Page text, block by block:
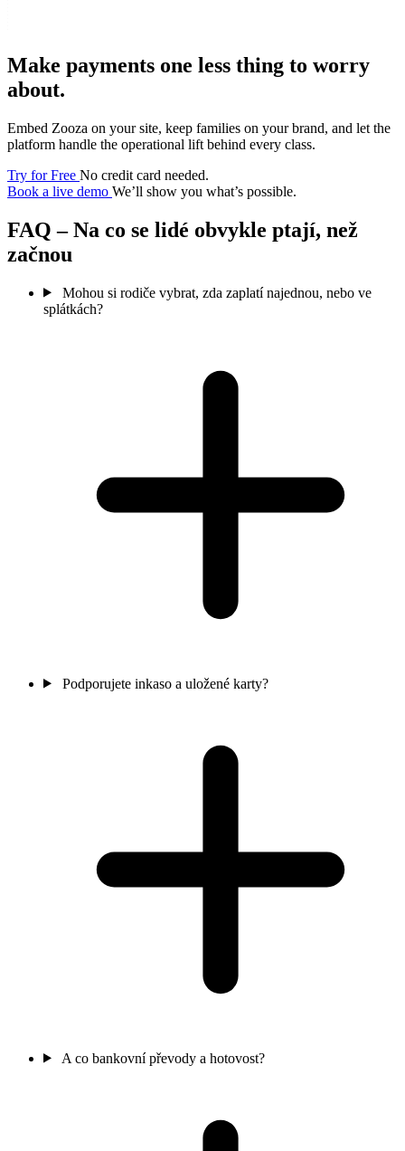
Make payments one less thing to worry
about.
Embed Zooza on your site, keep families on your brand, and let the
platform handle the operational lift behind every class.
Try for Free No credit card needed.
Book a live demo We’ll show you what’s possible.
FAQ – Na co se lidé obvykle ptají, než
začnou
Mohou si rodiče vybrat, zda zaplatí najednou, nebo ve
splátkách?
Podporujete inkaso a uložené karty?
A co bankovní převody a hotovost?